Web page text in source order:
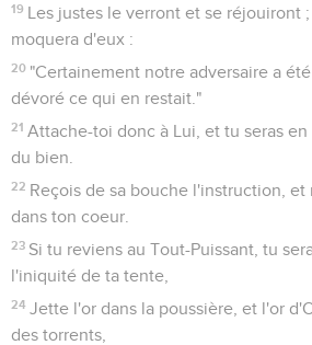
19 Les justes le verront et se réjouiront
moquera d'eux :
20 "Certainement notre adversaire a
dévoré ce qui en restait."
21 Attache-toi donc à Lui, et tu seras
du bien.
22 Reçois de sa bouche l'instruction, et
dans ton coeur.
23 Si tu reviens au Tout-Puissant, tu
l'iniquité de ta tente,
24 Jette l'or dans la poussière, et l'or
des torrents,